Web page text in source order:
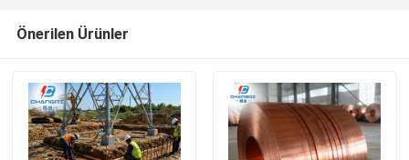
Önerilen Ürünler